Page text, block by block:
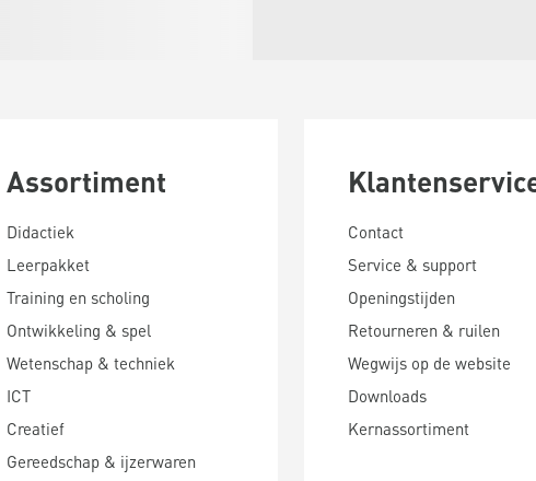
Assortiment
Didactiek
Leerpakket
Training en scholing
Ontwikkeling & spel
Wetenschap & techniek
ICT
Creatief
Gereedschap & ijzerwaren
Contact
Service & support
Openingstijden
Retourneren & ruilen
Wegwijs op de website
Downloads
Kernassortiment